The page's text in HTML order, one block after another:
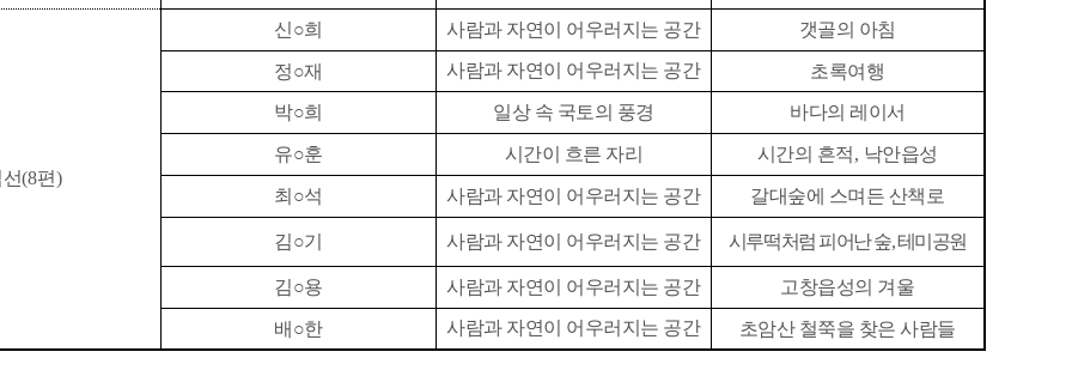
(8편)
신 ○희 사람과 자연이 어우러지는 공간 갯골의 아침
정○재 사람과 자연이 어우러지는 공간
초록여행
박○희 일상 속 국토의 풍경 바다의 레이서
유○훈 시간이 흐른 자리 시간의 흔적, 낙안읍성
최 ○석 사람과 자연이 어우러지는 공간 갈대숲에 스며든 산책로
김○기 사람과 자연이 어우러지는 공간 시루떡처럼 피어난 숲,테미공원
김○용 사람과 자연이 어우러지는 공간 고창읍성의 겨울
배 ○한 사람과 자연이 어우러지는 공간 초암산 철쭉을 찾은 사람들